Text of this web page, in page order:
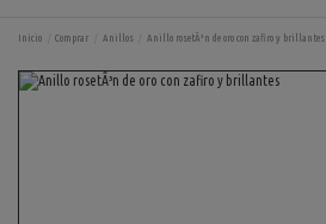
Inicio Comprar Anillos Anillo rosetÃ³n de oro con zafiro y brillantes